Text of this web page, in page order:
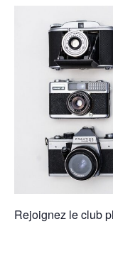
Rejoignez le club